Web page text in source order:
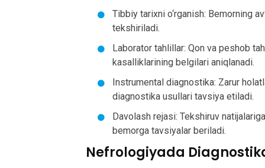
Tibbiy tarixni o‘rganish: Bemorning
tekshiriladi.
Laborator tahlillar: Qon va peshob
kasalliklarining belgilari aniqlanadi.
Instrumental diagnostika: Zarur
diagnostika usullari tavsiya etiladi.
Davolash rejasi: Tekshiruv
bemorga tavsiyalar beriladi.
Nefrologiyada